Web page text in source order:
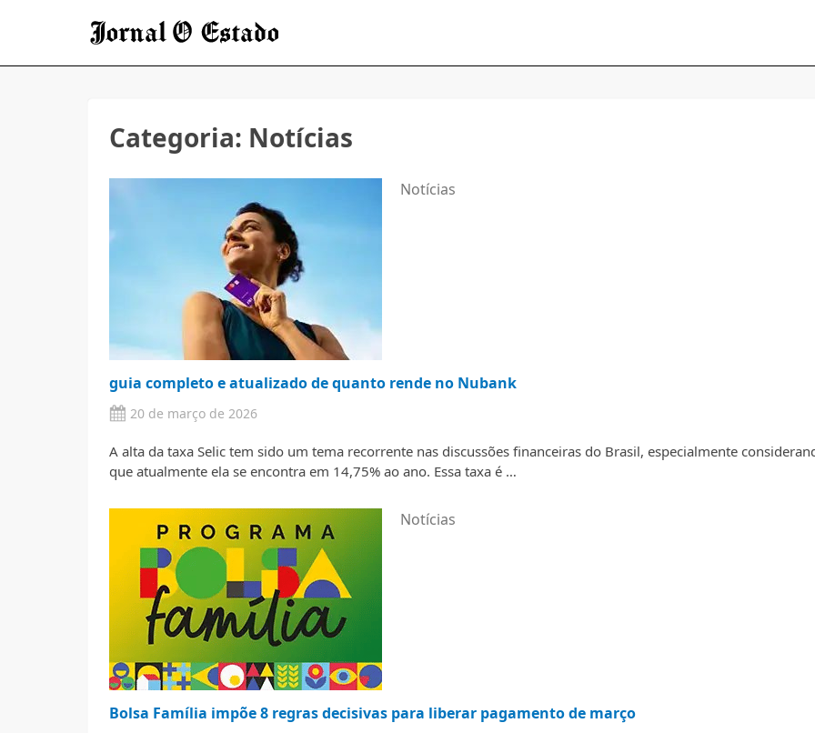
Categoria: Notícias
Notícias
guia completo e atualizado de quanto rende no Nubank
20 de março de 2026
A alta da taxa Selic tem sido um tema recorrente nas discussões financeiras do Brasil, especialmente
que atualmente ela se encontra em 14,75% ao ano. Essa taxa é …
Notícias
Bolsa Família impõe 8 regras decisivas para liberar pagamento de março